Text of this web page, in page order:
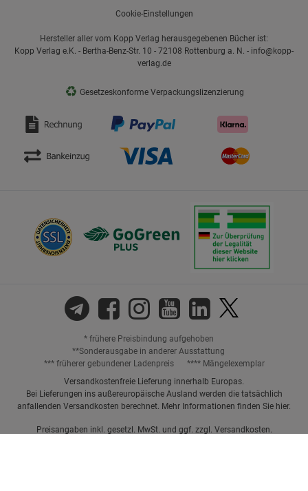
Cookie-Einstellungen
Hersteller aller vom Kopp Verlag herausgegebenen Bücher ist:
Kopp Verlag e.K. - Bertha-Benz-Str. 10 - 72108 Rottenburg a. N. - info@kopp-
verlag.de
♻ Gesetzeskonforme Verpackungslizenzierung
* frühere Preisbindung aufgehoben
**Sonderausgabe in anderer Ausstattung
*** früherer gebundener Ladenpreis
**** Mängelexemplar
Versandkostenfreie Lieferung innerhalb Europas.
Bei Lieferungen ins außereuropäische Ausland werden die tatsächlich
anfallenden Versandkosten berechnet. Mehr Informationen finden Sie hier.
Preisangaben inkl. gesetzl. MwSt. und ggf. zzgl. Versandkosten.